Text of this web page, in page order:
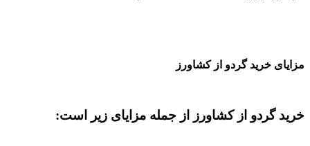
مزایای خرید گردو از کشاورز
خرید گردو از کشاورز از جمله مزایای زیر است: